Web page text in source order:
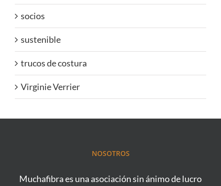
socios
sustenible
trucos de costura
Virginie Verrier
NOSOTROS
Muchafibra es una asociación sin ánimo de lucro